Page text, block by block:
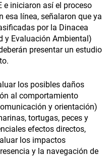
e iniciaron así el proceso
esa línea, señalaron que ya
por la Dinacea
y Evaluación Ambiental)
presentar un estudio
los posibles daños
al comportamiento
y orientación)
tortugas, peces y
efectos directos,
los impactos
y la navegación de